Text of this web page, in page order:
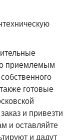
приемлемым
готовые
и привезти
и оставляйте
и дадут